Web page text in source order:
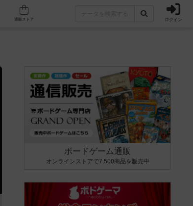
人気ボードゲーム ログイン
ボードゲーム通販
オンラインストアで7,500商品を販売中